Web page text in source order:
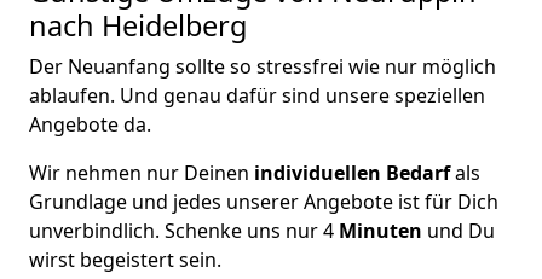
nach Heidelberg
Der Neuanfang sollte so stressfrei wie nur möglich
ablaufen. Und genau dafür sind unsere speziellen
Angebote da.
Wir nehmen nur Deinen individuellen Bedarfals
Grundlage und jedes unserer Angebote ist für Dich
unverbindlich. Schenke uns nur 4 Minuten und Du
wirst begeistert sein.